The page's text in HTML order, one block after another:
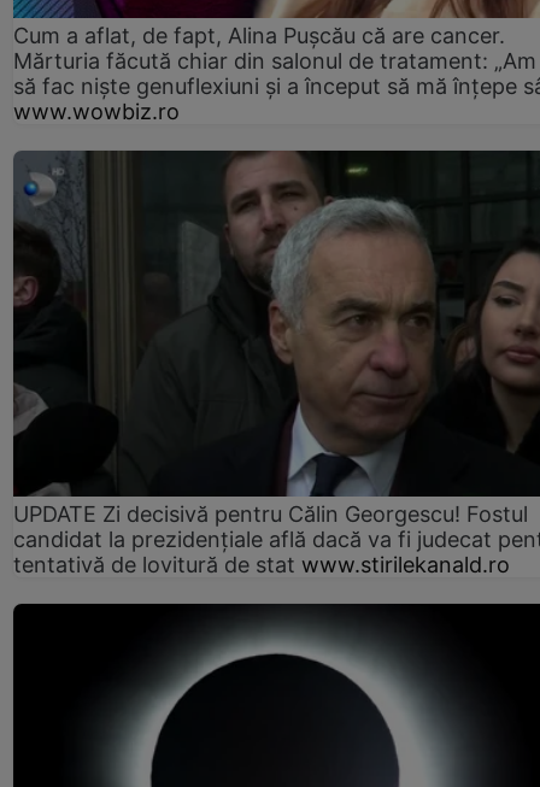
Cum a aflat, de fapt, Alina Pușcău că are cancer.
Mărturia făcută chiar din salonul de tratament:
să fac niște genuflexiuni și a început să mă înțepe
www.wowbiz.ro
UPDATE Zi decisivă pentru Călin Georgescu! Fostul
candidat la prezidențiale află dacă va fi judecat
tentativă de lovitură de stat www.stirilekanald.ro